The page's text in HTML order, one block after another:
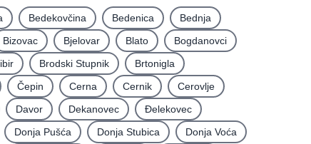
Bedekovčina Bedenica
Bednja
Bizovac Bjelovar Blato
Bogdanovci
Brodski Stupnik
Brtonigla
Čepin Cerna Cernik
Cerovlje
Davor Dekanovec
Ðelekovec
Donja Pušća Donja Stubica
Donja Voća